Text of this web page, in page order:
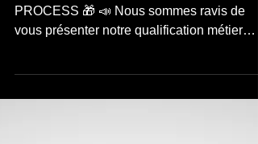
DRONE !
"AOV Agronomie Option...